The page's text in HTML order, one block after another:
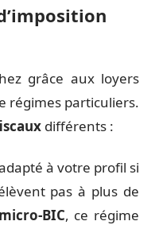
grâce aux loyers
régimes particuliers.
différents :
à votre profil si
pas à plus de
micro-BIC, ce régime